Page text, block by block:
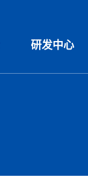
研发中心